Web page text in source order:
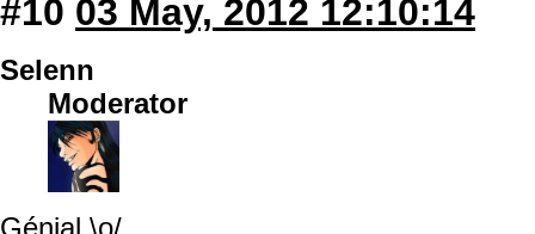
#10 03 May, 2012 12:10:14
Selenn
Moderator